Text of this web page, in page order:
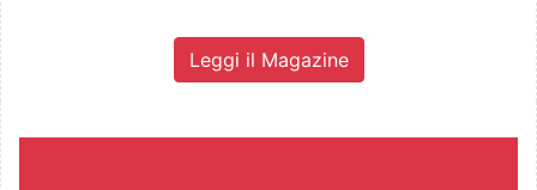
Leggi il Magazine